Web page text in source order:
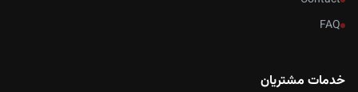
FAQ
خدمات مشتریان